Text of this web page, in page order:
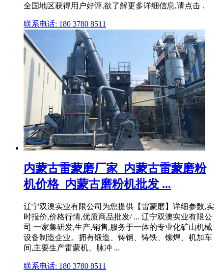
全国地区获得用户好评,欲了解更多详细信息,请点击 .
联系电话: 180 3780 8511
内蒙古雷蒙磨厂家_内蒙古雷蒙磨粉
机价格_内蒙古磨粉机批发 ...
辽宁双澳实业有限公司为您提供【雷蒙磨】详细参数,实
时报价,价格行情,优质商品批发/ ... 辽宁双澳实业有限公
司 一家集研发,生产,销售,服务于一体的专业化矿山机械
设备制造企业。拥有锻造、铸钢、铸铁、铆焊、机加车
间,主要生产雷蒙机、脉冲 ...
联系电话: 180 3780 8511